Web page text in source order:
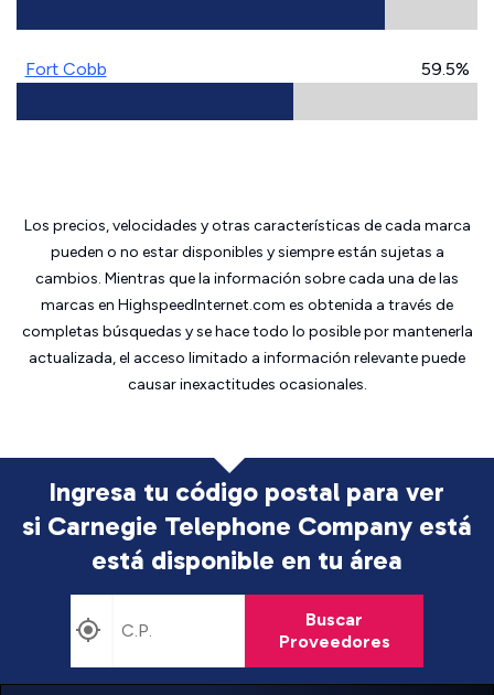
Fort Cobb 59.5%
Los precios, velocidades y otras características de cada marca
pueden o no estar disponibles y siempre están sujetas a
cambios. Mientras que la información sobre cada una de las
marcas en HighspeedInternet.com es obtenida a través de
completas búsquedas y se hace todo lo posible por mantenerla
actualizada, el acceso limitado a información relevante puede
causar inexactitudes ocasionales.
Ingresa tu código postal para ver
si Carnegie Telephone Company está
está disponible en tu área
Buscar
Proveedores